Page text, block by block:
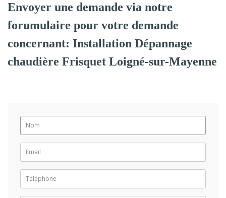
Envoyer une demande via notre
forumulaire pour votre demande
concernant: Installation Dépannage
chaudière Frisquet Loigné-sur-Mayenne